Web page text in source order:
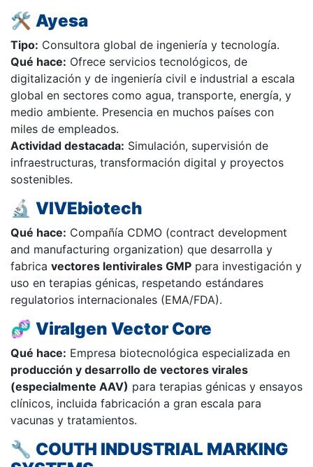
🛠️ Ayesa
Tipo: Consultora global de ingeniería y tecnología.
Qué hace: Ofrece servicios tecnológicos, de
digitalización y de ingeniería civil e industrial a escala
global en sectores como agua, transporte, energía, y
medio ambiente. Presencia en muchos países con
miles de empleados.
Actividad destacada: Simulación, supervisión de
infraestructuras, transformación digital y proyectos
sostenibles.
🔬 VIVEbiotech
Qué hace: Compañía CDMO (contract development
and manufacturing organization) que desarrolla y
fabrica vectores lentivirales GMP para investigación y
uso en terapias génicas, respetando estándares
regulatorios internacionales (EMA/FDA).
🧬 Viralgen Vector Core
Qué hace: Empresa biotecnológica especializada en
producción y desarrollo de vectores virales
(especialmente AAV) para terapias génicas y ensayos
clínicos, incluida fabricación a gran escala para
vacunas y tratamientos.
🔧 COUTH INDUSTRIAL MARKING